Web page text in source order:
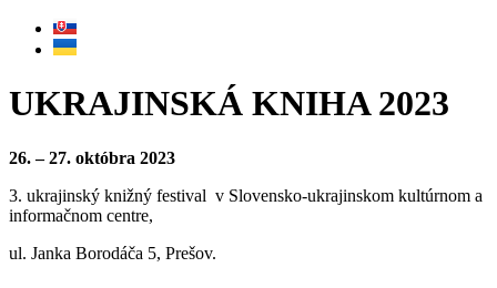
UKRAJINSKÁ KNIHA 2023
26. – 27. októbra 2023
3. ukrajinský knižný festival v Slovensko-ukrajinskom kultúrnom a
informačnom centre,
ul. Janka Borodáča 5, Prešov.